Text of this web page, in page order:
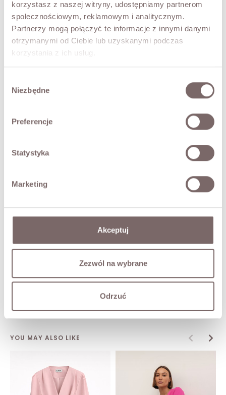
korzystasz z naszej witryny, udostępniamy partnerom
społecznościowym, reklamowym i analitycznym.
Partnerzy mogą połączyć te informacje z innymi danymi
otrzymanymi od Ciebie lub uzyskanymi podczas
korzystania z ich usług.
zgody
Niezbędne
Preferencje
Statystyka
Marketing
Akceptuj
Zezwól na wybrane
Odrzuć
Monica
Sukienka
Satynowa
Wiązana
ADD TO CART
The elegant Klara dress. Wrap cut, long, slightly flared
sleeves finished with an elastic cuff, V-neckline. Delicate
dress, full of class, for special occasions. Made in Poland.
RETURNS
SHIPPING
YOU MAY ALSO LIKE